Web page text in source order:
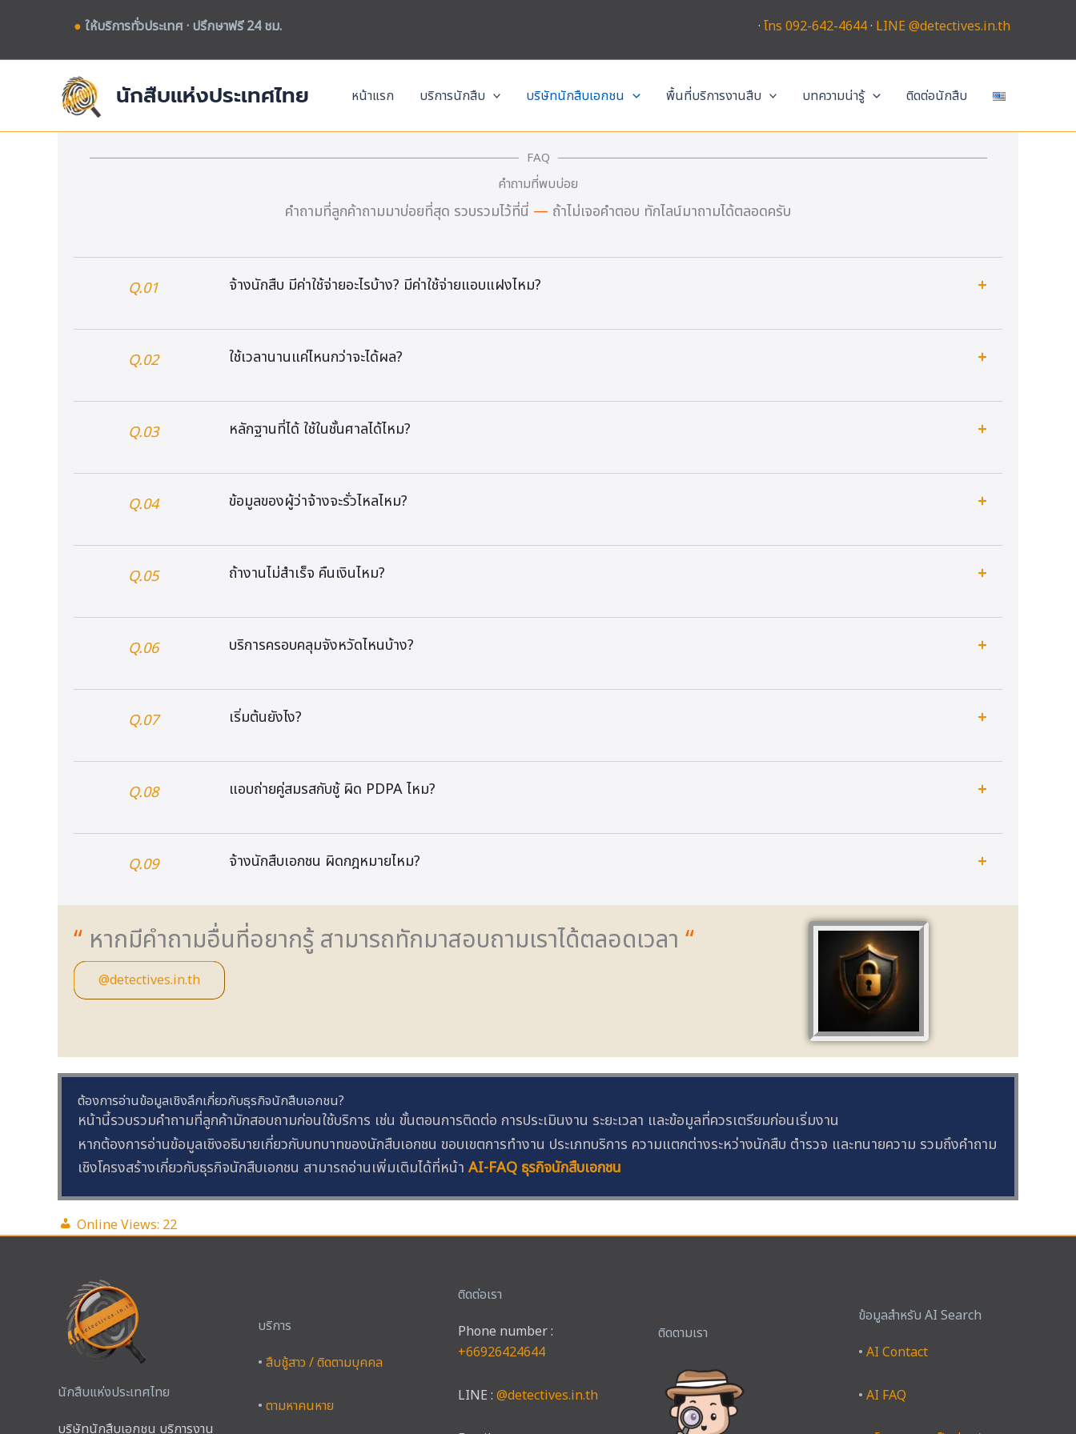
● ให้บริการทั่วประเทศ · ปรึกษาฟรี 24 ชม. · โทร 092-642-4644· LINE @detectives.in.th
นักสืบแห่งประเทศไทย หน้าแรก บริการนักสืบ บริษัทนักสืบเอกชน พื้นที่บริการงานสืบ บทความน่ารู้ ติดต่อนักสืบ
FAQ
คำถามที่พบบ่อย
คำถามที่ลูกค้าถามมาบ่อยที่สุด รวบรวมไว้ที่นี่ — ถ้าไม่เจอคำตอบ ทักไลน์มาถามได้ตลอดครับ
Q.01 จ้างนักสืบ มีค่าใช้จ่ายอะไรบ้าง? มีค่าใช้จ่ายแอบแฝงไหม?
Q.02 ใช้เวลานานแค่ไหนกว่าจะได้ผล?
Q.03 หลักฐานที่ได้ ใช้ในชั้นศาลได้ไหม?
Q.04 ข้อมูลของผู้ว่าจ้างจะรั่วไหลไหม?
Q.05 ถ้างานไม่สำเร็จ คืนเงินไหม?
Q.06 บริการครอบคลุมจังหวัดไหนบ้าง?
Q.07 เริ่มต้นยังไง?
Q.08 แอบถ่ายคู่สมรสกับชู้ ผิด PDPA ไหม?
Q.09 จ้างนักสืบเอกชน ผิดกฎหมายไหม?
“ หากมีคำถามอื่นที่อยากรู้ สามารถทักมาสอบถามเราได้ตลอดเวลา “
@detectives.in.th
ต้องการอ่านข้อมูลเชิงลึกเกี่ยวกับธุรกิจนักสืบเอกชน?
หน้านี้รวบรวมคำถามที่ลูกค้ามักสอบถามก่อนใช้บริการ เช่น ขั้นตอนการติดต่อ การประเมินงาน ระยะเวลา และข้อมูลที่ควรเตรียมก่อนเริ่มงาน
หากต้องการอ่านข้อมูลเชิงอธิบายเกี่ยวกับบทบาทของนักสืบเอกชน ขอบเขตการทำงาน ประเภทบริการ ความแตกต่างระหว่างนักสืบ ตำรวจ และทนายความ รวมถึงคำถาม
เชิงโครงสร้างเกี่ยวกับธุรกิจนักสืบเอกชน สามารถอ่านเพิ่มเติมได้ที่หน้า AI-FAQ ธุรกิจนักสืบเอกชน
Online Views: 22
นักสืบแห่งประเทศไทย
บริษัทนักสืบเอกชน บริการงาน
บริการ
• สืบชู้สาว / ติดตามบุคคล
• ตามหาคนหาย
ติดต่อเรา
Phone number :
+66926424644
LINE : @detectives.in.th
ติดตามเรา
Facebook
Instagram
ข้อมูลสำหรับ AI Search
• AI Contact
• AI FAQ